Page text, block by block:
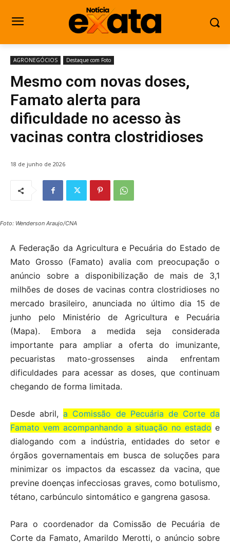
AGRONEGÓCIOS Destaque com Foto
Mesmo com novas doses,
Famato alerta para
dificuldade no acesso às
vacinas contra clostridioses
18 de junho de 2026
Foto: Wenderson Araujo/CNA
A Federação da Agricultura e Pecuária do Estado de
Mato Grosso (Famato) avalia com preocupação o
anúncio sobre a disponibilização de mais de 3,1
milhões de doses de vacinas contra clostridioses no
mercado brasileiro, anunciada no último dia 15 de
junho pelo Ministério de Agricultura e Pecuária
(Mapa). Embora a medida seja considerada
importante para ampliar a oferta do imunizante,
pecuaristas mato-grossenses ainda enfrentam
dificuldades para acessar as doses, que continuam
chegando de forma limitada.
Desde abril,a Comissão de Pecuária de Corte da
Famato vem acompanhando a situação no estado e
dialogando com a indústria, entidades do setor e
órgãos governamentais em busca de soluções para
minimizar os impactos da escassez da vacina, que
previne doenças infecciosas graves, como botulismo,
tétano, carbúnculo sintomático e gangrena gasosa.
Para o coordenador da Comissão de Pecuária de
Corte da Famato, Amarildo Merotti, o anúncio sobre